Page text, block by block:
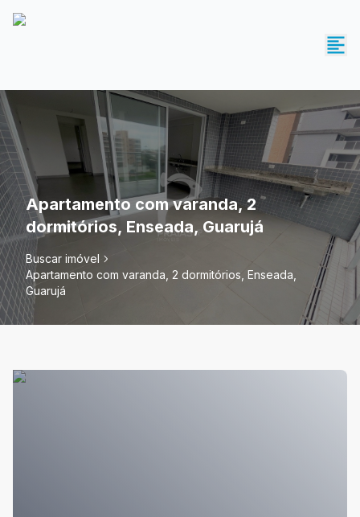
Apartamento com varanda, 2
dormitórios, Enseada, Guarujá
Buscar imóvel
Apartamento com varanda, 2 dormitórios, Enseada,
Guarujá